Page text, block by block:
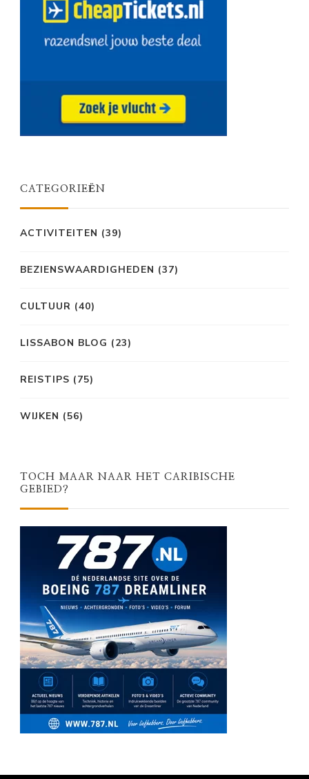
CATEGORIEËN
ACTIVITEITEN (39)
BEZIENSWAARDIGHEDEN (37)
CULTUUR (40)
LISSABON BLOG (23)
REISTIPS (75)
WIJKEN (56)
TOCH MAAR NAAR HET CARIBISCHE
GEBIED?